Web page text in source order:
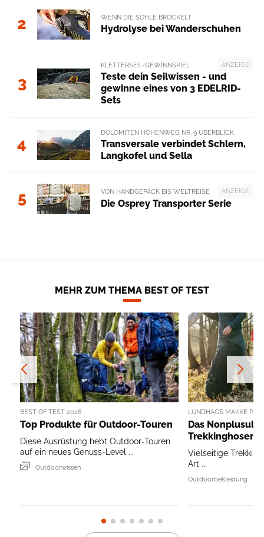
2 WENN DIE SOHLE BRÖCKELT
Hydrolyse bei Wanderschuhen
3
ANZEIGE
KLETTERSEIL-GEWINNSPIEL
Teste dein Seilwissen - und
gewinne eines von 3 EDELRID-
Sets
4
DOLOMITEN HÖHENWEG NR. 9 ÜBERBLICK
Transversale verbindet Schlern,
Langkofel und Sella
5 ANZEIGE
VON HANDGEPÄCK BIS WELTREISE
Die Osprey Transporter Serie
MEHR ZUM THEMA BEST OF TEST
BEST OF TEST 2026
Top Produkte für Outdoor-Touren
Diese Ausrüstung hebt Outdoor-Touren
auf ein neues Genuss-Level ...
Outdoorwissen
LUNDHAGS MAKKE
Das
Trekkinghosen
Vielseitige
Art ...
Outdoorbekleidung